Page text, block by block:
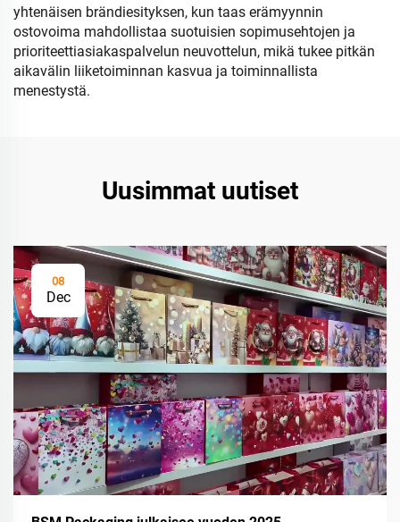
yhtenäisen brändiesityksen, kun taas erämyynnin
ostovoima mahdollistaa suotuisien sopimusehtojen ja
prioriteettiasiakaspalvelun neuvottelun, mikä tukee pitkän
aikavälin liiketoiminnan kasvua ja toiminnallista
menestystä.
Uusimmat uutiset
08
Dec